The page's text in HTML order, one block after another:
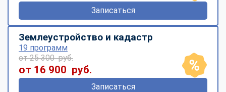
Записаться
Землеустройство и кадастр
19 программ
от 25 300 руб.
от 16 900 руб.
Записаться